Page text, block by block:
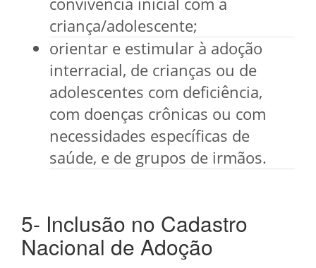
criança/adolescente;
orientar e estimular à adoção
interracial, de crianças ou de
adolescentes com deficiência,
com doenças crônicas ou com
necessidades específicas de
saúde, e de grupos de irmãos.
5- Inclusão no Cadastro
Nacional de Adoção